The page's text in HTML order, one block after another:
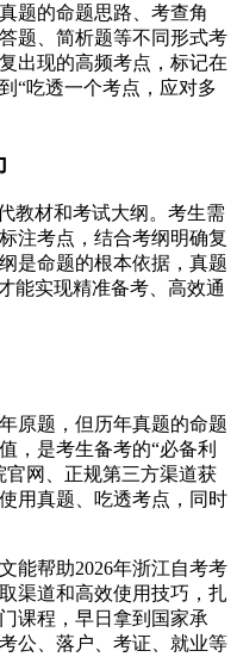
题的命题思路、考查角
题、简析题等不同形式考
出现的高频考点，标记在
“吃透一个考点，应对多
教材和考试大纲。考生需
注考点，结合考纲明确复
是命题的根本依据，真题
能实现精准备考、高效通
原题，但历年真题的命题
，是考生备考的“必备利
官网、正规第三方渠道获
用真题、吃透考点，同时
能帮助2026年浙江自考考
渠道和高效使用技巧，扎
课程，早日拿到国家承
公、落户、考证、就业等